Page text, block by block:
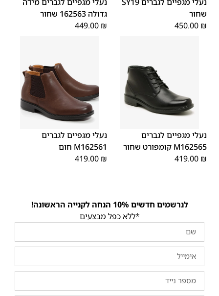
שחור
450.00 ₪
גדולה 162563 שחור
449.00 ₪
40
41
נעלי מגפיים לגברים
M162565 קומפורט שחור
419.00 ₪
40
41
42
43
נעלי מגפיים לגברים
M162561 חום
419.00 ₪
לנרשמים חדשים 10% הנחה לקנייה הראשונה!
*ללא כפל מבצעים